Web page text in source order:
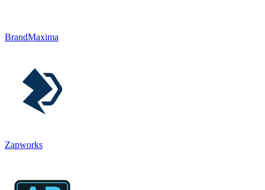
BrandMaxima
Zapworks